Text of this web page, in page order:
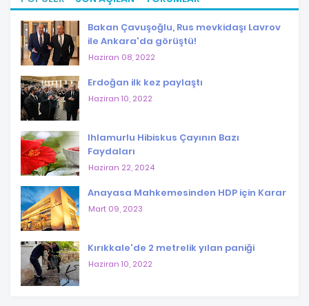
Bakan Çavuşoğlu, Rus mevkidaşı Lavrov
ile Ankara'da görüştü!
Haziran 08, 2022
Erdoğan ilk kez paylaştı
Haziran 10, 2022
Ihlamurlu Hibiskus Çayının Bazı
Faydaları
Haziran 22, 2024
Anayasa Mahkemesinden HDP için Karar
Mart 09, 2023
Kırıkkale'de 2 metrelik yılan paniği
Haziran 10, 2022